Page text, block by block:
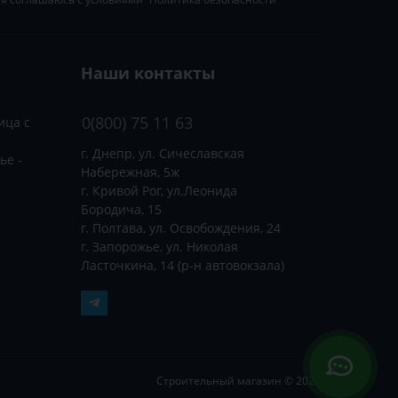
с
-
Наши контакты
0(800) 75 11 63
г. Днепр, ул. Сичеславская
Набережная, 5ж
г. Кривой Рог, ул.Леонида
Бородича, 15
г. Полтава, ул. Освобождения, 24
г. Запорожье, ул. Николая
Ласточкина, 14 (р-н автовокзала)
Строительный магазин © 2026